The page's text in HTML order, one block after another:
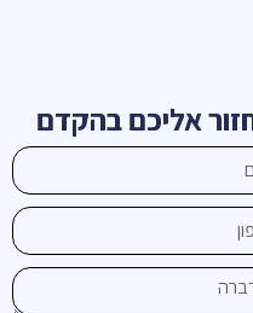
אליכם בהקדם